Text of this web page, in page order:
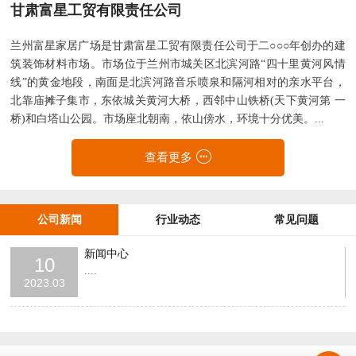
甘肃富星工贸有限责任公司
兰州富星家居广场是甘肃富星工贸有限责任公司于二○○○年创办的建
筑装饰材料市场。市场位于兰州市城关区北滨河路“四十里黄河风情
线”的黄金地段，南面是北滨河路音乐喷泉和隔河相对的亲水平台，
北靠庙摊子集市，东依城关黄河大桥，西邻中山铁桥(天下黄河第 一
桥)和白塔山公园。市场座北朝南，依山傍水，环境十分优美。...
查看更多
公司新闻 行业动态 常见问题
10
2023.03
新闻中心
....